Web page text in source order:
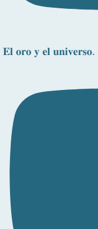
𝐄𝐥 𝐨𝐫𝐨 𝐲 𝐞𝐥